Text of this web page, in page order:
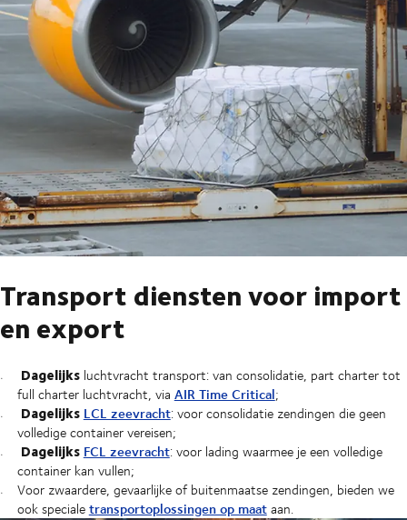
Transport diensten voor import
en export
Dagelijksluchtvracht transport: van consolidatie, part charter tot
full charter luchtvracht, via AIR Time Critical;
Dagelijks LCL zeevracht: voor consolidatie zendingen die geen
volledige container vereisen;
Dagelijks FCL zeevracht: voor lading waarmee je een volledige
container kan vullen;
Voor zwaardere, gevaarlijke of buitenmaatse zendingen, bieden we
ook specialetransportoplossingen op maataan.